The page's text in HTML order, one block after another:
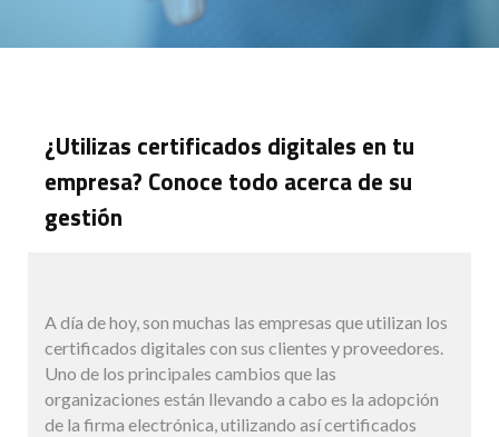
¿Utilizas certificados digitales en tu
empresa? Conoce todo acerca de su
gestión
A día de hoy, son muchas las empresas que utilizan los
certificados digitales con sus clientes y proveedores.
Uno de los principales cambios que las
organizaciones están llevando a cabo es la adopción
de la firma electrónica, utilizando así certificados